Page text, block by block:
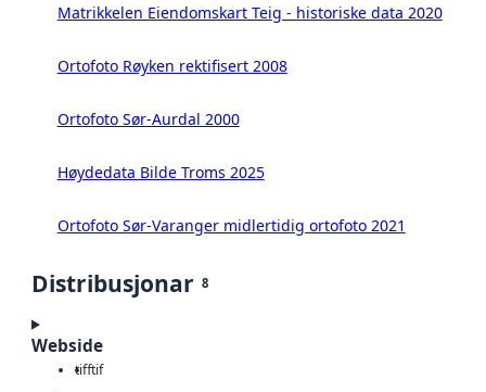
Matrikkelen Eiendomskart Teig - historiske data 2020
Ortofoto Røyken rektifisert 2008
Ortofoto Sør-Aurdal 2000
Høydedata Bilde Troms 2025
Ortofoto Sør-Varanger midlertidig ortofoto 2021
Distribusjonar 8
Webside
tifftif